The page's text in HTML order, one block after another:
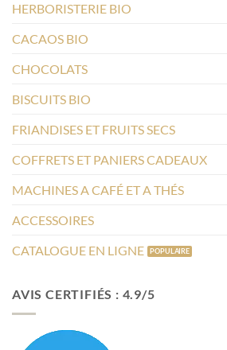
HERBORISTERIE BIO
CACAOS BIO
CHOCOLATS
BISCUITS BIO
FRIANDISES ET FRUITS SECS
COFFRETS ET PANIERS CADEAUX
MACHINES A CAFÉ ET A THÉS
ACCESSOIRES
CATALOGUE EN LIGNE
AVIS CERTIFIÉS : 4.9/5